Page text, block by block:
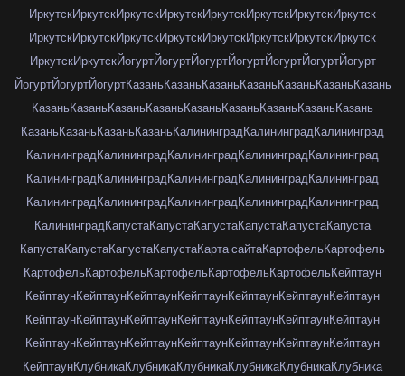
ИркутскИркутскИркутскИркутскИркутскИркутскИркутскИркутск
ИркутскИркутскИркутскИркутскИркутскИркутскИркутскИркутск
ИркутскИркутскЙогуртЙогуртЙогуртЙогуртЙогуртЙогуртЙогурт
ЙогуртЙогуртЙогуртКазаньКазаньКазаньКазаньКазаньКазаньКазань
КазаньКазаньКазаньКазаньКазаньКазаньКазаньКазаньКазань
КазаньКазаньКазаньКазаньКалининградКалининградКалининград
КалининградКалининградКалининградКалининградКалининград
КалининградКалининградКалининградКалининградКалининград
КалининградКалининградКалининградКалининградКалининград
КалининградКапустаКапустаКапустаКапустаКапустаКапуста
КапустаКапустаКапустаКапустаКарта сайтаКартофельКартофель
КартофельКартофельКартофельКартофельКартофельКейптаун
КейптаунКейптаунКейптаунКейптаунКейптаунКейптаунКейптаун
КейптаунКейптаунКейптаунКейптаунКейптаунКейптаунКейптаун
КейптаунКейптаунКейптаунКейптаунКейптаунКейптаунКейптаун
КейптаунКлубникаКлубникаКлубникаКлубникаКлубникаКлубника